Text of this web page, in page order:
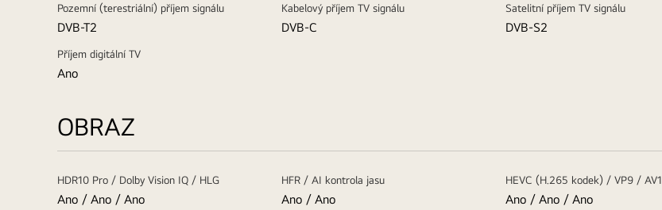
Pozemní (terestriální) příjem signálu
DVB-T2
Kabelový příjem TV signálu
DVB-C
Satelitní příjem TV signálu
DVB-S2
Příjem digitální TV
Ano
OBRAZ
HDR10 Pro / Dolby Vision IQ / HLG
Ano / Ano / Ano
HFR / AI kontrola jasu
Ano / Ano
HEVC (H.265 kodek) / VP9 / AV1
Ano / Ano / Ano